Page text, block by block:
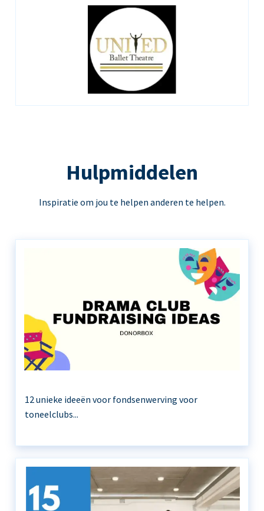
Hulpmiddelen
Inspiratie om jou te helpen anderen te helpen.
12 unieke ideeën voor fondsenwerving voor
toneelclubs...